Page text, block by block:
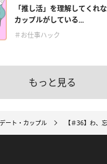
「推し活」を理解してくれ
カップルがしている...
＃お仕事ハック
もっと見る
デート・カップル 【＃36】わ